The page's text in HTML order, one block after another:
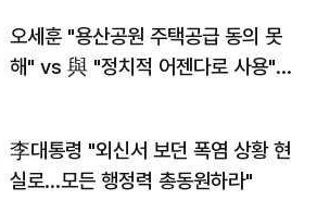
오세훈 "용산공원 주택공급 동의 못
해" vs 與 "정치적 어젠다로 사용"
李대통령 "외신서 보던 폭염 상황 현
실로…모든 행정력 총동원하라"